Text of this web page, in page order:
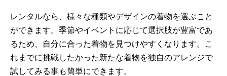
レンタルなら、様々な種類やデザインの着物を選ぶこと
ができます。季節やイベントに応じて選択肢が豊富であ
るため、自分に合った着物を見つけやすくなります。こ
れまでに挑戦したかった新たな着物を独自のアレンジで
試してみる事も簡単にできます。